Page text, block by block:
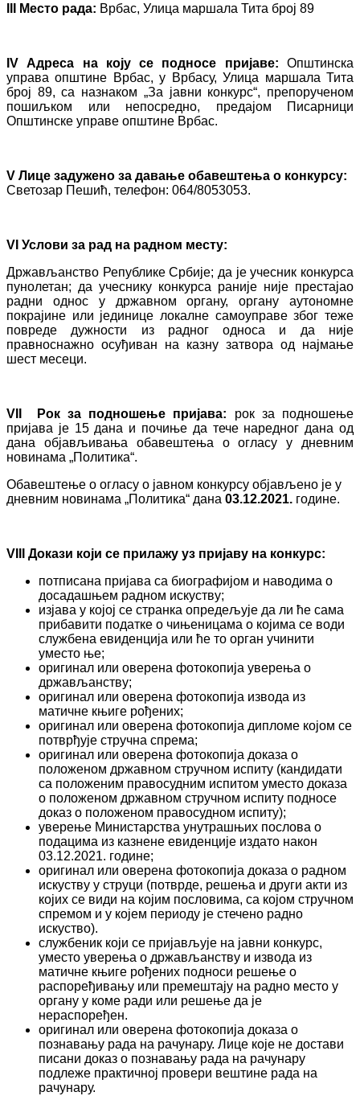
III Место рада: Врбас, Улица маршала Тита број 89
IV Адреса на коју се подносе пријаве: Општинска
управа општине Врбас, у Врбасу, Улица маршала Тита
број 89, са назнаком „За јавни конкурс“, препорученом
пошиљком или непосредно, предајом Писарници
Општинске управе општине Врбас.
V Лице задужено за давање обавештења о конкурсу:
Светозар Пешић, телефон: 064/8053053.
VI Услови за рад на радном месту:
Држављанство Републике Србије; да је учесник конкурса
пунолетан; да учеснику конкурса раније није престајао
радни однос у државном органу, органу аутономне
покрајине или јединице локалне самоуправе због теже
повреде дужности из радног односа и да није
правноснажно осуђиван на казну затвора од најмање
шест месеци.
VII Рок за подношење пријава: рок за подношење
пријава је 15 дана и почиње да тече наредног дана од
дана објављивања обавештења о огласу у дневним
новинама „Политика“.
Обавештење о огласу о јавном конкурсу објављено је у
дневним новинама „Политика“ дана 03.12.2021. године.
VIII Докази који се прилажу уз пријаву на конкурс:
потписана пријава са биографијом и наводима о
досадашњем радном искуству;
изјава у којој се странка опредељује да ли ће сама
прибавити податке о чињеницама о којима се води
службена евиденција или ће то орган учинити
уместо ње;
оригинал или оверена фотокопија уверења о
држављанству;
оригинал или оверена фотокопија извода из
матичне књиге рођених;
оригинал или оверена фотокопија дипломе којом се
потврђује стручна спрема;
оригинал или оверена фотокопија доказа о
положеном државном стручном испиту (кандидати
са положеним правосудним испитом уместо доказа
о положеном државном стручном испиту подносе
доказ о положеном правосудном испиту);
уверење Министарства унутрашњих послова о
подацима из казнене евиденције издато након
03.12.2021. године;
оригинал или оверена фотокопија доказа о радном
искуству у струци (потврде, решења и други акти из
којих се види на којим пословима, са којом стручном
спремом и у којем периоду је стечено радно
искуство).
службеник који се пријављује на јавни конкурс,
уместо уверења о држављанству и извода из
матичне књиге рођених подноси решење о
распоређивању или премештају на радно место у
органу у коме ради или решење да је
нераспоређен.
оригинал или оверена фотокопија доказа о
познавању рада на рачунару. Лице које не достави
писани доказ о познавању рада на рачунару
подлеже практичној провери вештине рада на
рачунару.